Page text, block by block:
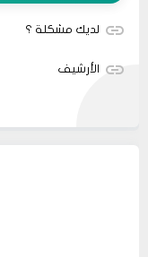
لديك مشكلة ؟
الأرشيف